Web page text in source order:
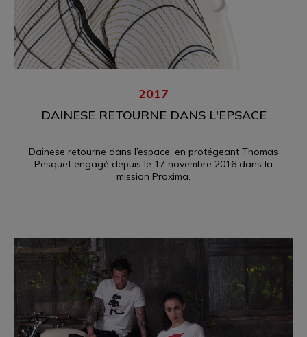
2017
DAINESE RETOURNE DANS L'EPSACE
Dainese retourne dans l’espace, en protégeant Thomas
Pesquet engagé depuis le 17 novembre 2016 dans la
mission Proxima.